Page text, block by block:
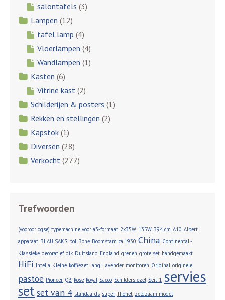
salontafels (3)
Lampen (12)
tafel lamp (4)
Vloerlampen (4)
Wandlampen (1)
Kasten (6)
Vitrine kast (2)
Schilderijen & posters (1)
Rekken en stellingen (2)
Kapstok (1)
Diversen (28)
Verkocht (277)
Trefwoorden
(vooroorlogse) typemachine voor a3-formaat 2x35W 135W 394 cm A10 Albert
apparaat BLAU SAKS bol Bone Boomstam ca.1930 China Continental -
Klassieke decoratief dik Duitsland England grenen grote set handgemaakt
HiFi Intelia Kleine koffiezet lang Lavender monitoren Original originele
pastoe Pioneer Q3 Rose Royal Saeco Schilders ezel Seit 1 servies
setset van 4 standaards super Thonet zeldzaam model